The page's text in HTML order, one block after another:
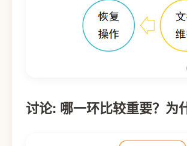
讨论: 哪一环比较重要？为